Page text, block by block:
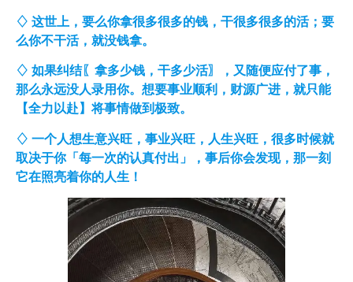
♢ 这世上，要么你拿很多很多的钱，干很多很多的活；要
么你不干活，就没钱拿。
♢ 如果纠结〖拿多少钱，干多少活〗，又随便应付了事，
那么永远没人录用你。想要事业顺利，财源广进，就只能
【全力以赴】将事情做到极致。
♢ 一个人想生意兴旺，事业兴旺，人生兴旺，很多时候就
取决于你「每一次的认真付出」，事后你会发现，那一刻
它在照亮着你的人生！